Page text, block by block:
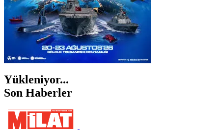
Yükleniyor...
Son Haberler